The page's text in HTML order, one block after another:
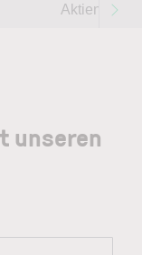
Aktien im
unseren